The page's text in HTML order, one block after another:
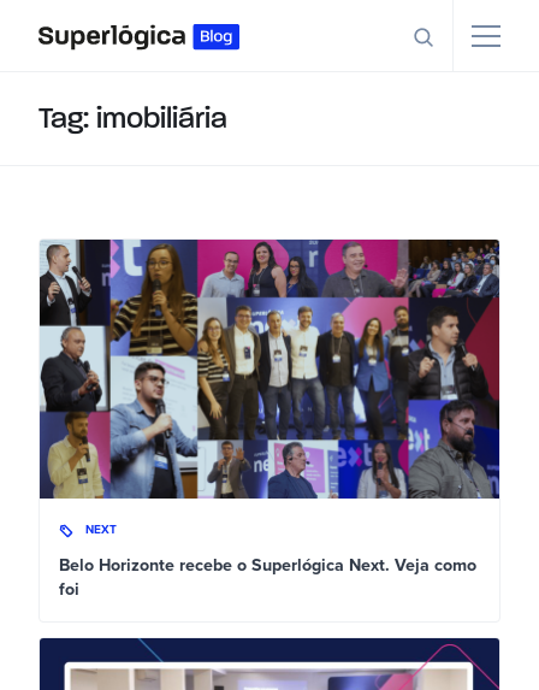
Tag: imobiliária
NEXT
Belo Horizonte recebe o Superlógica Next. Veja como
foi